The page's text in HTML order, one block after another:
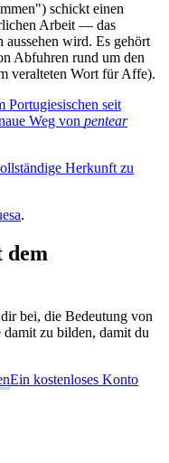
schickt einen
Arbeit — das
aussehen wird. Es gehört
Abfuhren rund um den
veralteten Wort für Affe).
Portugiesischen seit
Weg von pentear
Herkunft zu
.
dem
bei, die Bedeutung von
damit zu bilden, damit du
Ein kostenloses Konto